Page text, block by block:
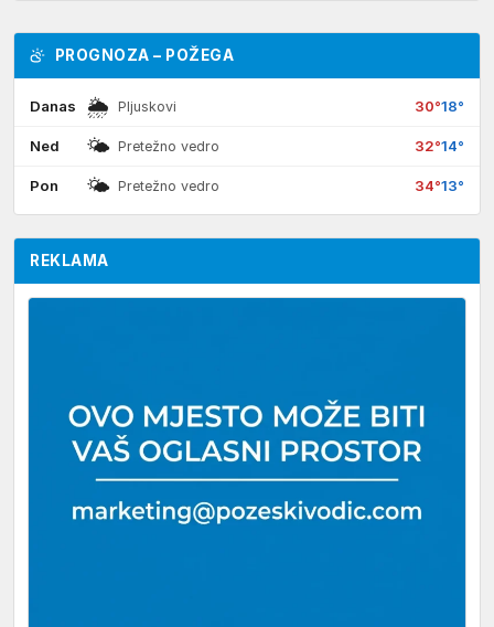
PROGNOZA – POŽEGA
Danas 🌦 Pljuskovi 30°18°
Ned 🌤 Pretežno vedro 32°14°
Pon 🌤 Pretežno vedro 34°13°
REKLAMA